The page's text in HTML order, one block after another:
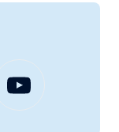
YouTube